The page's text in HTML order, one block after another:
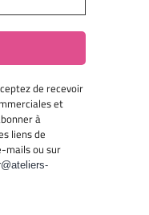
de recevoir
et
à
liens de
mails ou sur